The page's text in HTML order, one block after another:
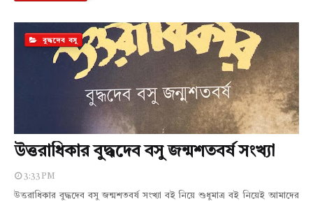
বুদ্ধদেব বসু
উত্তরাধিকার বুদ্ধদেব বসু জন্মশতবর্ষ সংখ্যা
3:33 PM
উত্তরাধিকার বুদ্ধদেব বসু জন্মশতবর্ষ সংখ্যা বই নিয়ে শুধুমাত্র বই নিয়েই আমাদের